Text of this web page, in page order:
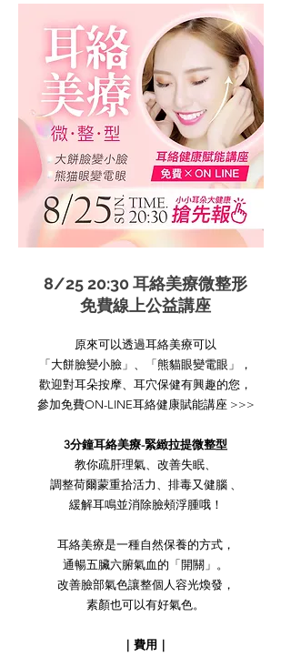
8/25 20:30 耳絡美療微整形
免費線上公益講座
原來可以透過耳絡美療可以
「大餅臉變小臉」、「熊貓眼變電眼」，
歡迎對耳朵按摩、耳穴保健有興趣的您，
參加免費ON-LINE耳絡健康賦能講座 >>>
3分鐘耳絡美療-緊緻拉提微整型
教你疏肝理氣、改善失眠、
調整荷爾蒙重拾活力、排毒又健腦 、
緩解耳鳴並消除臉頰浮腫哦！
耳絡美療是一種自然保養的方式，
通暢五臟六腑氣血的「開關」。
改善臉部氣色讓整個人容光煥發，
素顏也可以有好氣色。
｜費用｜